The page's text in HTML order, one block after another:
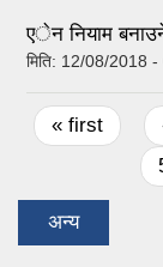
एेन नियाम
मिति: 12/08/2018 -
Pages
« first
अन्य